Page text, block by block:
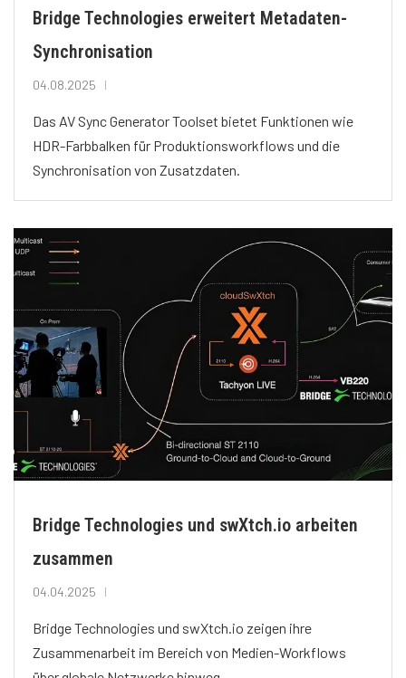
Bridge Technologies erweitert Metadaten-
Synchronisation
04.08.2025
Das AV Sync Generator Toolset bietet Funktionen wie
HDR-Farbbalken für Produktionsworkflows und die
Synchronisation von Zusatzdaten.
Bridge Technologies und swXtch.io arbeiten
zusammen
04.04.2025
Bridge Technologies und swXtch.io zeigen ihre
Zusammenarbeit im Bereich von Medien-Workflows